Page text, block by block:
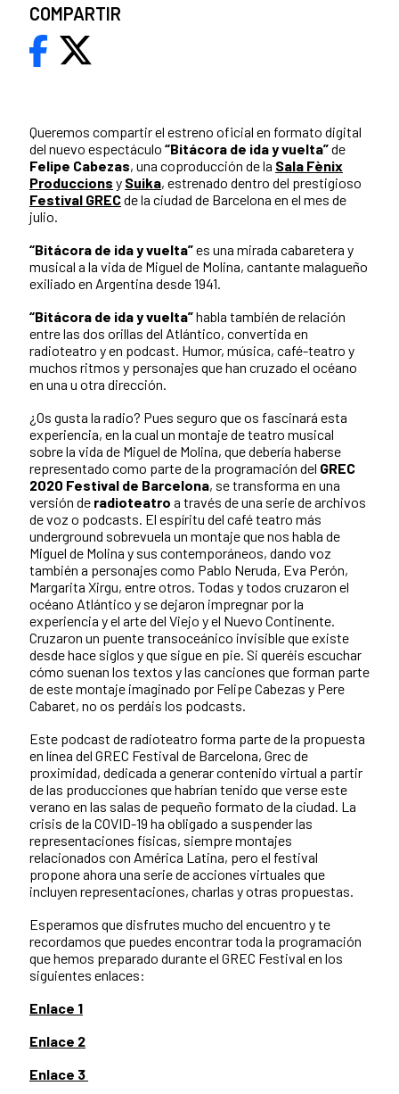
Queremos compartir el estreno oficial en formato digital
del nuevo espectáculo “Bitácora de ida y vuelta”de
Felipe Cabezas, una coproducción de la Sala Fènix
Produccions y Suika, estrenado dentro del prestigioso
Festival GRECde la ciudad de Barcelona en el mes de
julio.
“Bitácora de ida y vuelta”es una mirada cabaretera y
musical a la vida de Miguel de Molina, cantante malagueño
exiliado en Argentina desde 1941.
“Bitácora de ida y vuelta”habla también de relación
entre las dos orillas del Atlántico, convertida en
radioteatro y en podcast. Humor, música, café-teatro y
muchos ritmos y personajes que han cruzado el océano
en una u otra dirección.
¿Os gusta la radio? Pues seguro que os fascinará esta
experiencia, en la cual un montaje de teatro musical
sobre la vida de Miguel de Molina, que debería haberse
representado como parte de la programación del GREC
2020 Festival de Barcelona, se transforma en una
versión de radioteatro a través de una serie de archivos
de voz o podcasts. El espíritu del café teatro más
underground sobrevuela un montaje que nos habla de
Miguel de Molina y sus contemporáneos, dando voz
también a personajes como Pablo Neruda, Eva Perón,
Margarita Xirgu, entre otros. Todas y todos cruzaron el
océano Atlántico y se dejaron impregnar por la
experiencia y el arte del Viejo y el Nuevo Continente.
Cruzaron un puente transoceánico invisible que existe
desde hace siglos y que sigue en pie. Si queréis escuchar
cómo suenan los textos y las canciones que forman parte
de este montaje imaginado por Felipe Cabezas y Pere
Cabaret, no os perdáis los podcasts.
Este podcast de radioteatro forma parte de la propuesta
en línea del GREC Festival de Barcelona, Grec de
proximidad, dedicada a generar contenido virtual a partir
de las producciones que habrían tenido que verse este
verano en las salas de pequeño formato de la ciudad. La
crisis de la COVID-19 ha obligado a suspender las
representaciones físicas, siempre montajes
relacionados con América Latina, pero el festival
propone ahora una serie de acciones virtuales que
incluyen representaciones, charlas y otras propuestas.
Esperamos que disfrutes mucho del encuentro y te
recordamos que puedes encontrar toda la programación
que hemos preparado durante el GREC Festival en los
siguientes enlaces:
Enlace 1
Enlace 2
Enlace 3
COMPARTIR